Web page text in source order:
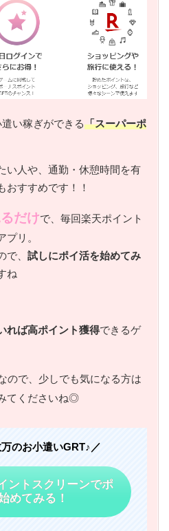
い稼ぎができる「スーパーポ
い人や、通勤・休憩時間を有
おすすめです！！
だけで、毎回楽天ポイント
リ。
で、試しにポイ活を始めてみ
ね
れば高ポイント獲得できるゲ
ので、少しでも気になる方は
てくださいね◎
のお小遣いGRT♪／
ントスクリーンでポ
めてみる！